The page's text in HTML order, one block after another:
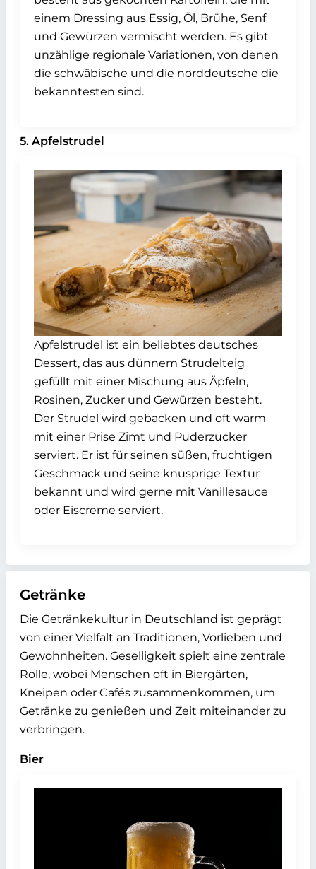
einem Dressing aus Essig, Öl, Brühe, Senf
und Gewürzen vermischt werden. Es gibt
unzählige regionale Variationen, von denen
die schwäbische und die norddeutsche die
bekanntesten sind.
5. Apfelstrudel
Apfelstrudel ist ein beliebtes deutsches
Dessert, das aus dünnem Strudelteig
gefüllt mit einer Mischung aus Äpfeln,
Rosinen, Zucker und Gewürzen besteht.
Der Strudel wird gebacken und oft warm
mit einer Prise Zimt und Puderzucker
serviert. Er ist für seinen süßen, fruchtigen
Geschmack und seine knusprige Textur
bekannt und wird gerne mit Vanillesauce
oder Eiscreme serviert.
Getränke
Die Getränkekultur in Deutschland ist geprägt
von einer Vielfalt an Traditionen, Vorlieben und
Gewohnheiten. Geselligkeit spielt eine zentrale
Rolle, wobei Menschen oft in Biergärten,
Kneipen oder Cafés zusammenkommen, um
Getränke zu genießen und Zeit miteinander zu
verbringen.
Bier